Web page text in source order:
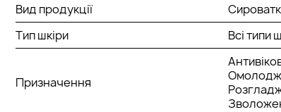
Вид продукції
Тип шкіри
Всі типи
Призначення